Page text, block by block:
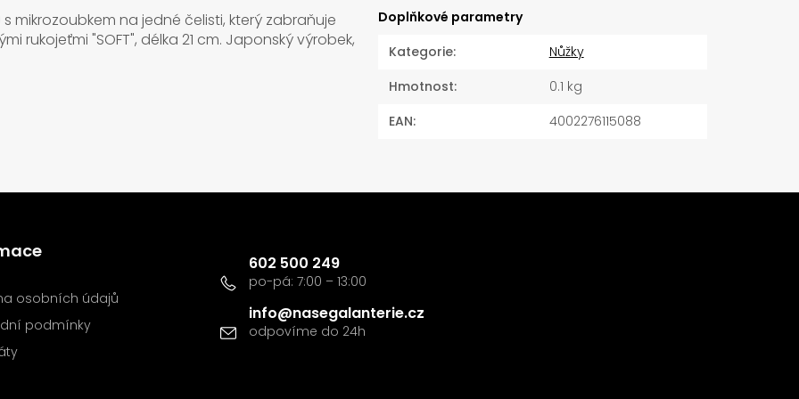
s mikrozoubkem na jedné čelisti, který zabraňuje
rukojeťmi "SOFT", délka 21 cm. Japonský výrobek,
Doplňkové parametry
Kategorie:
Nůžky
Hmotnost:
0.1 kg
EAN: 4002276115088
osobních údajů
podmínky
info@nasegalanterie.cz
602 500 249